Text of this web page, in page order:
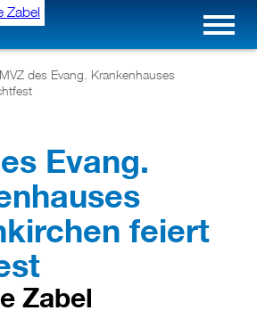
MVZ des Evang. Krankenhauses
Evang.
feiert
Zabel